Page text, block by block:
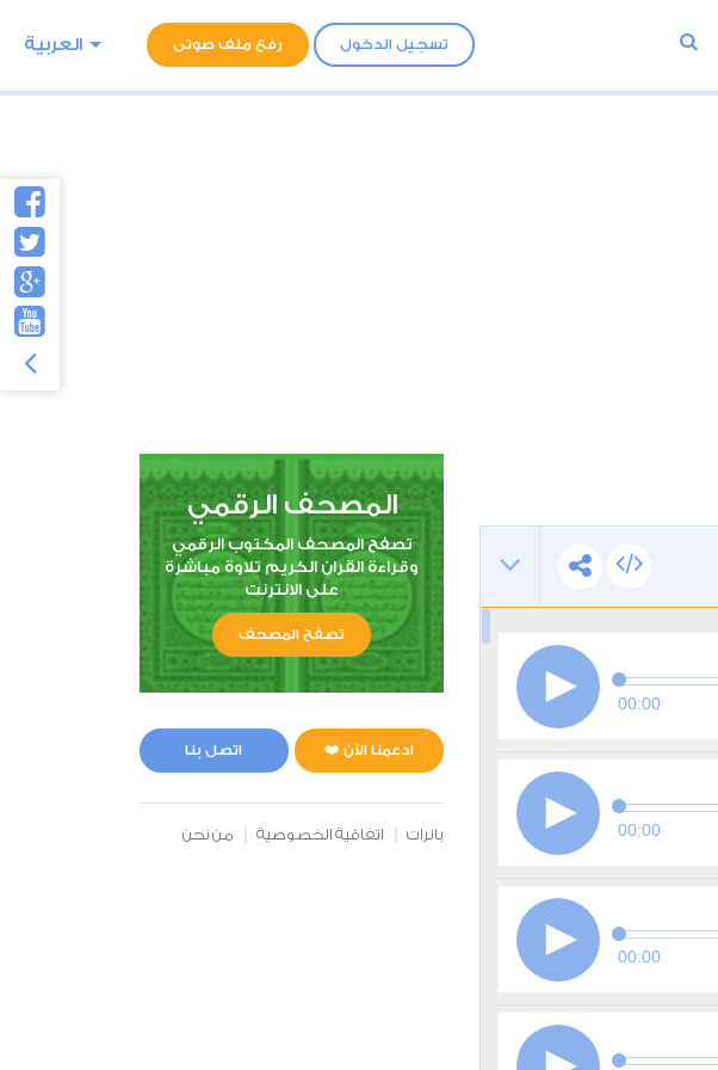
تسجيل الدخول رفع ملف صوتى العربية
00:00
00:00
00:00
المصحف الرقمي
تصفح المصحف المكتوب الرقمي
وقراءة القران الكريم تلاوة مباشرة
على الانترنت
تصفح المصحف
ادعمنا الآن ❤️ اتصل بنا
بانرات اتفاقية الخصوصية من نحن